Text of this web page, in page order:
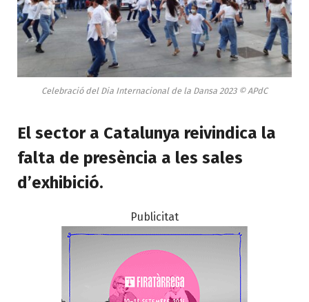
Celebració del Dia Internacional de la Dansa 2023 © APdC
El sector a Catalunya reivindica la
falta de presència a les sales
d’exhibició.
Publicitat